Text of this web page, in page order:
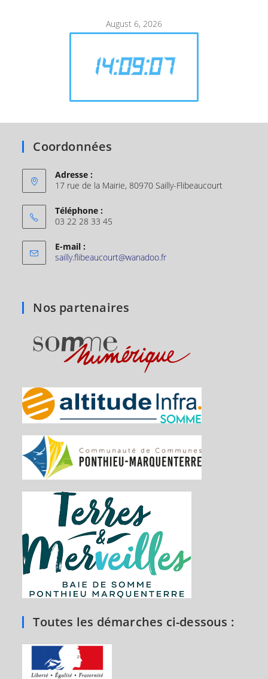
14:09:07
August 6, 2026
Coordonnées
Adresse :
17 rue de la Mairie, 80970 Sailly-Flibeaucourt
Téléphone :
03 22 28 33 45
E-mail :
sailly.flibeaucourt@wanadoo.fr
Nos partenaires
Toutes les démarches ci-dessous :